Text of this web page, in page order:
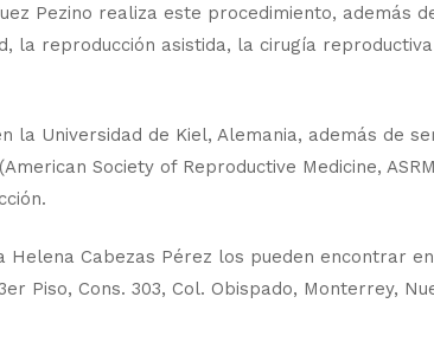
Pezino realiza este procedimiento, además
la reproducción asistida, la cirugía
la Universidad de Kiel, Alemania, además de
Society of Reproductive Medicine,
Cabezas Pérez los pueden encontrar
Piso, Cons. 303, Col. Obispado, Monterrey,